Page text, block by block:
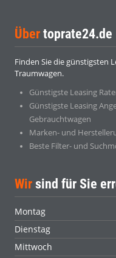
Über toprate24.de
Finden Sie die günstigsten
Traumwagen.
Günstigste Leasing
Günstigste Leasing
Gebrauchtwagen
Marken- und
Beste Filter- und
Wir sind für Sie
Montag
Dienstag
Mittwoch